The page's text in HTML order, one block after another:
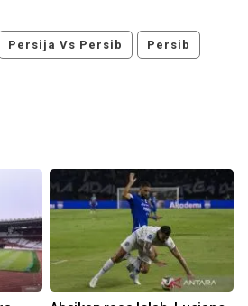
Persija Vs Persib Persib